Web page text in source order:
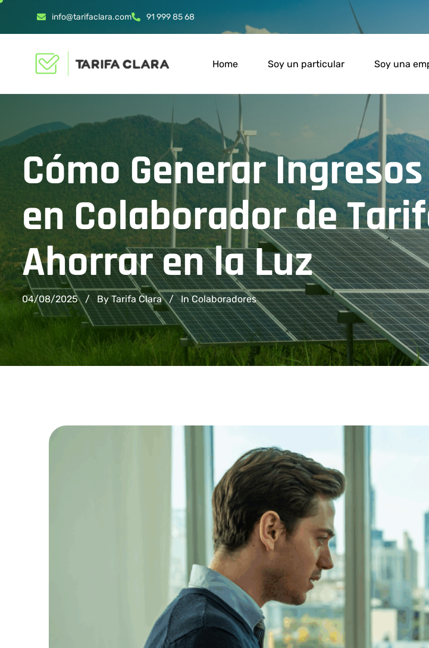
info@tarifaclara.com 91 999 85 68
Home Soy un particular Soy una
Cómo Generar
en Colaborador de
Ahorrar en la Luz
04/08/2025 By Tarifa Clara InColaboradores